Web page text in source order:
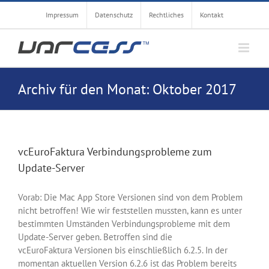
Zum
springen
Impressum Datenschutz Rechtliches Kontakt
Archiv für den Monat: Oktober 2017
vcEuroFaktura Verbindungsprobleme zum
Update-Server
Vorab: Die Mac App Store Versionen sind von dem Problem
nicht betroffen! Wie wir feststellen mussten, kann es unter
bestimmten Umständen Verbindungsprobleme mit dem
Update-Server geben. Betroffen sind die
vcEuroFaktura Versionen bis einschließlich 6.2.5. In der
momentan aktuellen Version 6.2.6 ist das Problem bereits